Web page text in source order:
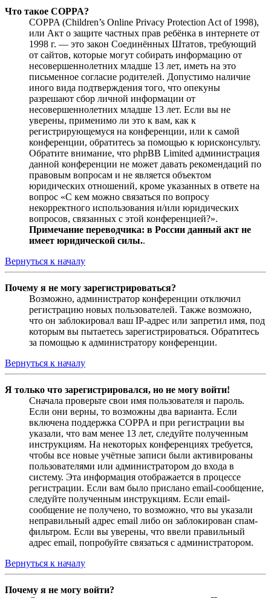
Что такое COPPA?
COPPA (Children’s Online Privacy Protection Act of 1998),
или Акт о защите частных прав ребёнка в интернете от
1998 г. — это закон Соединённых Штатов, требующий
от сайтов, которые могут собирать информацию от
несовершеннолетних младше 13 лет, иметь на это
письменное согласие родителей. Допустимо наличие
иного вида подтверждения того, что опекуны
разрешают сбор личной информации от
несовершеннолетних младше 13 лет. Если вы не
уверены, применимо ли это к вам, как к
регистрирующемуся на конференции, или к самой
конференции, обратитесь за помощью к юрисконсульту.
Обратите внимание, что phpBB Limited администрация
данной конференции не может давать рекомендаций по
правовым вопросам и не является объектом
юридических отношений, кроме указанных в ответе на
вопрос «С кем можно связаться по вопросу
некорректного использования и/или юридических
вопросов, связанных с этой конференцией?».
Примечание переводчика: в России данный акт не
имеет юридической силы..
Вернуться к началу
Почему я не могу зарегистрироваться?
Возможно, администратор конференции отключил
регистрацию новых пользователей. Также возможно,
что он заблокировал ваш IP-адрес или запретил имя, под
которым вы пытаетесь зарегистрироваться. Обратитесь
за помощью к администратору конференции.
Вернуться к началу
Я только что зарегистрировался, но не могу войти!
Сначала проверьте свои имя пользователя и пароль.
Если они верны, то возможны два варианта. Если
включена поддержка COPPA и при регистрации вы
указали, что вам менее 13 лет, следуйте полученным
инструкциям. На некоторых конференциях требуется,
чтобы все новые учётные записи были активированы
пользователями или администратором до входа в
систему. Эта информация отображается в процессе
регистрации. Если вам было прислано email-сообщение,
следуйте полученным инструкциям. Если email-
сообщение не получено, то возможно, что вы указали
неправильный адрес email либо он заблокирован спам-
фильтром. Если вы уверены, что ввели правильный
адрес email, попробуйте связаться с администратором.
Вернуться к началу
Почему я не могу войти?